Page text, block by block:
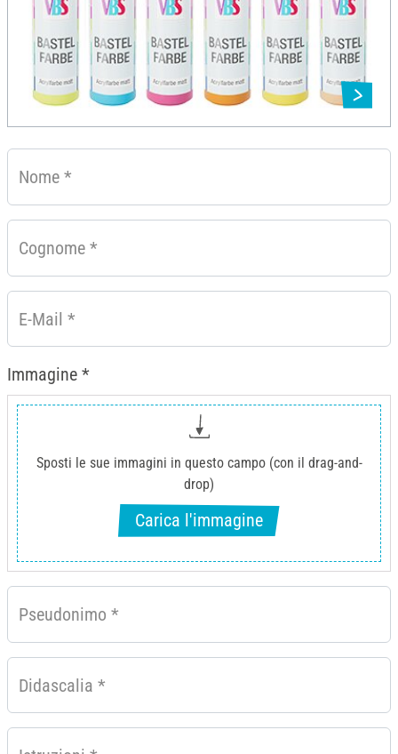
Nome *
Cognome *
E-Mail *
Immagine *
Sposti le sue immagini in questo campo (con il drag-and-
drop)
Carica l'immagine
Pseudonimo *
Didascalia *